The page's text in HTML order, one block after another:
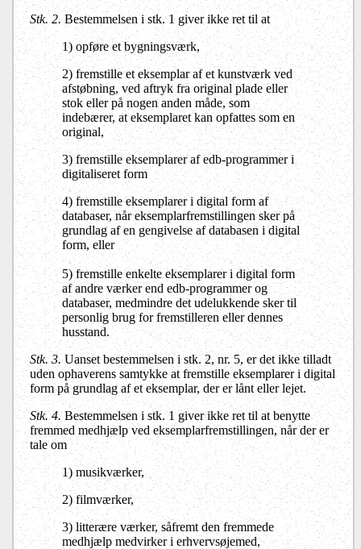
Stk. 2. Bestemmelsen i stk. 1 giver ikke ret til at
1) opføre et bygningsværk,
2) fremstille et eksemplar af et kunstværk ved
afstøbning, ved aftryk fra original plade eller
stok eller på nogen anden måde, som
indebærer, at eksemplaret kan opfattes som en
original,
3) fremstille eksemplarer af edb-programmer i
digitaliseret form
4) fremstille eksemplarer i digital form af
databaser, når eksemplarfremstillingen sker på
grundlag af en gengivelse af databasen i digital
form, eller
5) fremstille enkelte eksemplarer i digital form
af andre værker end edb-programmer og
databaser, medmindre det udelukkende sker til
personlig brug for fremstilleren eller dennes
husstand.
Stk. 3. Uanset bestemmelsen i stk. 2, nr. 5, er det ikke tilladt
uden ophaverens samtykke at fremstille eksemplarer i digital
form på grundlag af et eksemplar, der er lånt eller lejet.
Stk. 4.Bestemmelsen i stk. 1 giver ikke ret til at benytte
fremmed medhjælp ved eksemplarfremstillingen, når der er
tale om
1) musikværker,
2) filmværker,
3) litterære værker, såfremt den fremmede
medhjælp medvirker i erhvervsøjemed,